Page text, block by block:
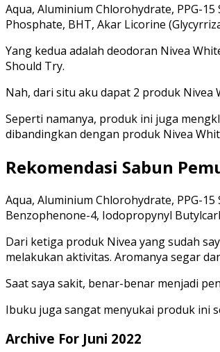
Aqua, Aluminium Chlorohydrate, PPG-
Phosphate, BHT, Akar Licorine
Yang kedua adalah deodoran Nivea
Should Try.
Nah, dari situ aku dapat 2 produk Nivea
Seperti namanya, produk ini juga
dibandingkan dengan produk Nivea
Rekomendasi Sabun
Aqua, Aluminium Chlorohydrate, PPG-
Benzophenone-4, Iodopropynyl
Dari ketiga produk Nivea yang sudah
melakukan aktivitas. Aromanya segar
Saat saya sakit, benar-benar menjadi
Ibuku juga sangat menyukai produk ini
Archive For Juni 2022